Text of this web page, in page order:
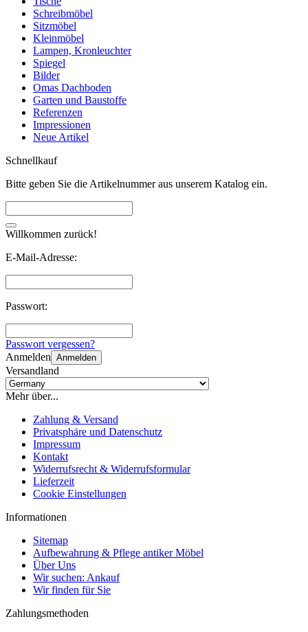
Schreibmöbel
Sitzmöbel
Kleinmöbel
Lampen, Kronleuchter
Spiegel
Bilder
Omas Dachboden
Garten und Baustoffe
Referenzen
Impressionen
Neue Artikel
Schnellkauf
Bitte geben Sie die Artikelnummer aus unserem Katalog ein.
Willkommen zurück!
E-Mail-Adresse:
Passwort:
Passwort vergessen?
Anmelden Anmelden
Versandland
Mehr über...
Zahlung & Versand
Privatsphäre und Datenschutz
Impressum
Kontakt
Widerrufsrecht & Widerrufsformular
Lieferzeit
Cookie Einstellungen
Informationen
Sitemap
Aufbewahrung & Pflege antiker Möbel
Über Uns
Wir suchen: Ankauf
Wir finden für Sie
Zahlungsmethoden